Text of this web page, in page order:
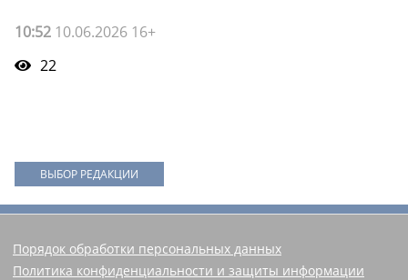
10:52 10.06.2026 16+
22
ВЫБОР РЕДАКЦИИ
Порядок обработки персональных данных
Политика конфиденциальности и защиты информации